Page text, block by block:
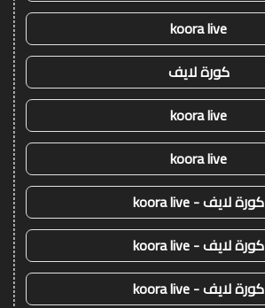
koora live
كورة لايف
koora live
koora live
كورة لايف - koora live
كورة لايف - koora live
كورة لايف - koora live